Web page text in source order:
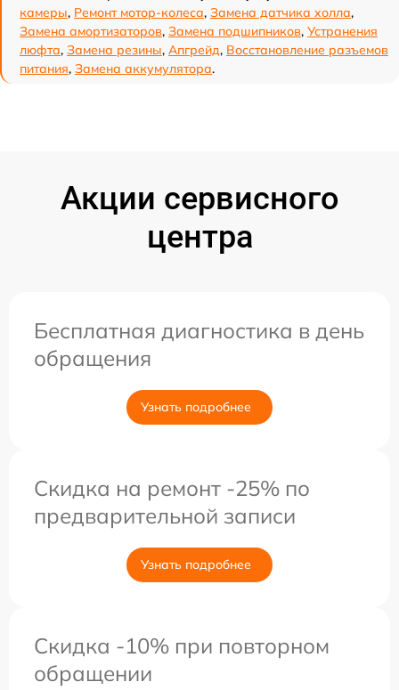
камеры, Ремонт мотор-колеса, Замена датчика холла,
Замена амортизаторов, Замена подшипников, Устранения
люфта, Замена резины, Апгрейд, Восстановление разъемов
питания, Замена аккумулятора.
Акции сервисного
центра
Бесплатная диагностика в день
обращения
Узнать подробнее
Скидка на ремонт -25% по
предварительной записи
Узнать подробнее
Скидка -10% при повторном
обращении